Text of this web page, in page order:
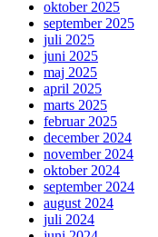
oktober 2025
september 2025
juli 2025
juni 2025
maj 2025
april 2025
marts 2025
februar 2025
december 2024
november 2024
oktober 2024
september 2024
august 2024
juli 2024